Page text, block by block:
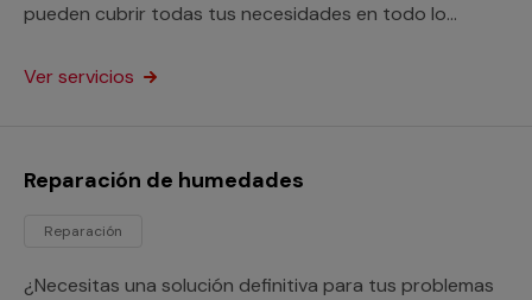
pueden cubrir todas tus necesidades en todo lo
Ver servicios
Reparación de humedades
Reparación
¿Necesitas una solución definitiva para tus problemas